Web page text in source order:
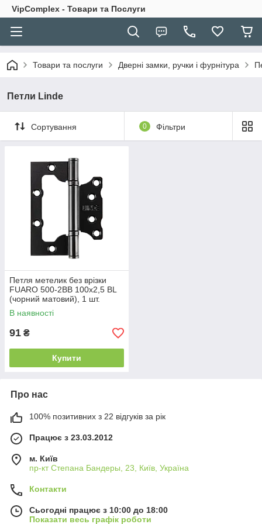
VipComplex - Товари та Послуги
Товари та послуги Дверні замки, ручки і фурнітура
Петли Linde
Сортування 0 Фільтри
Петля метелик без врізки
FUARO 500-2BB 100x2,5 BL
(чорний матовий), 1 шт.
В наявності
91 ₴
Купити
Про нас
100% позитивних з 22 відгуків за рік
Працює з 23.03.2012
м. Київ
пр-кт Степана Бандеры, 23, Київ, Україна
Контакти
Сьогодні працює з 10:00 до 18:00
Показати весь графік роботи